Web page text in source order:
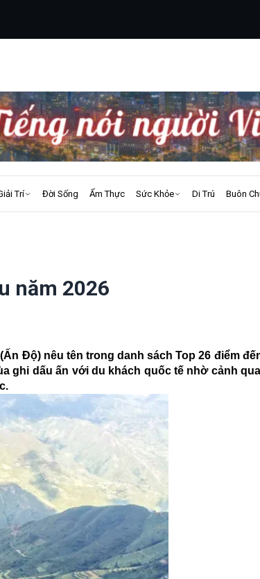
Trí Đời Sống Ẩm Thực Sức Khỏe Di Trú Buôn
năm 2026
Độ) nêu tên trong danh sách Top 26 điểm
ghi dấu ấn với du khách quốc tế nhờ cảnh